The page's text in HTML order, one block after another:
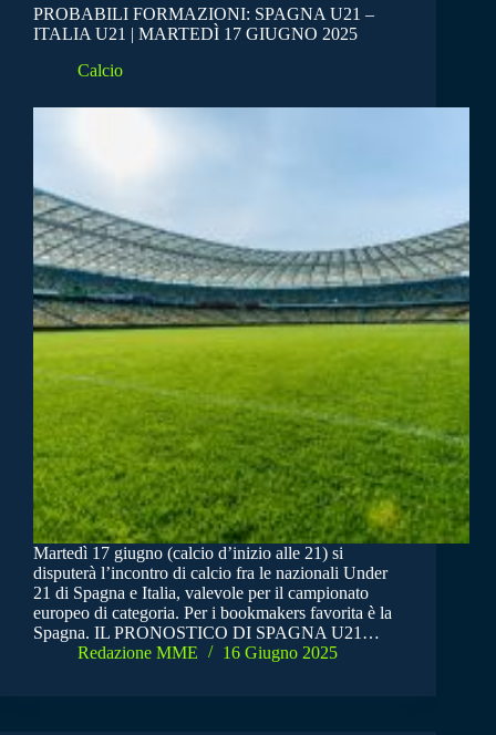
PROBABILI FORMAZIONI: SPAGNA U21 –
ITALIA U21 | MARTEDÌ 17 GIUGNO 2025
Calcio
Martedì 17 giugno (calcio d’inizio alle 21) si
disputerà l’incontro di calcio fra le nazionali Under
21 di Spagna e Italia, valevole per il campionato
europeo di categoria. Per i bookmakers favorita è la
Spagna. IL PRONOSTICO DI SPAGNA U21…
Redazione MME
16 Giugno 2025